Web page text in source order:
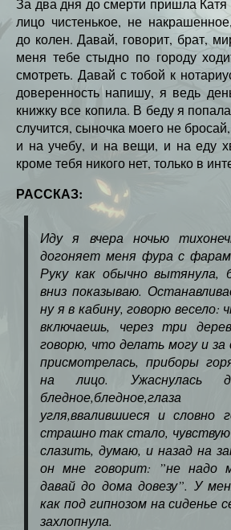
За два дня до смерти пришла Катя
лицо чистенькое, не
до колен. Давай, говорит, брат,
меня тебе стыдно по городу
смотреть. Давай с тобой к
доверенность напишу, я ведь
книжку все копила. В беду я
случится, сыночка моего не
и на учебу, и на вещи, и на еду
кроме тебя никого нет, только в
РАССКАЗ:
Иду я вчера ночью
догоняет меня фура с
Руку как обычно вытянула,
вниз показываю.
ну я в кабину, говорю
включаешь, через три
говорю, что делать могу и за
присмотрелась, приборы
на лицо.
угля,ввалившиеся и словно
страшно так стало,
слазить, думаю, и назад на
он мне говорит: ”не надо
давай до дома довезу”. У
как под гипнозом на сиденье
захлопнула.